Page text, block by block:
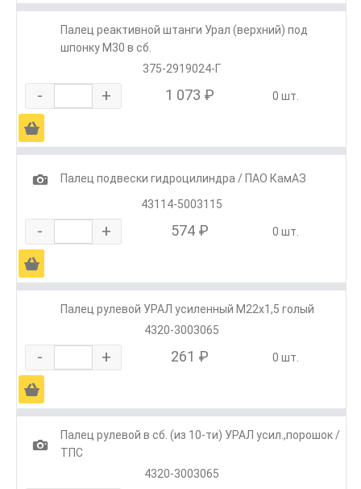
Палец реактивной штанги Урал (верхний) под
шпонку М30 в сб.
375-2919024-Г
- + 1 073 ₽ 0 шт.
Ä
1
Палец подвески гидроцилиндра / ПАО КамАЗ
43114-5003115
- + 574 ₽ 0 шт.
Ä
Палец рулевой УРАЛ усиленный М22х1,5 голый
4320-3003065
- + 261 ₽ 0 шт.
Ä
1
Палец рулевой в сб. (из 10-ти) УРАЛ усил.,порошок /
ТПС
4320-3003065